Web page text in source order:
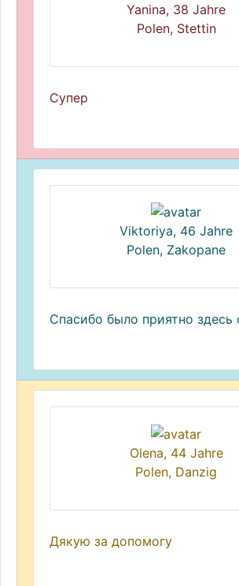
Yanina, 38 Jahre
Polen, Stettin
Супер
Viktoriya, 46 Jahre
Polen, Zakopane
Спасибо было приятно здесь
Olena, 44 Jahre
Polen, Danzig
Дякую за допомогу